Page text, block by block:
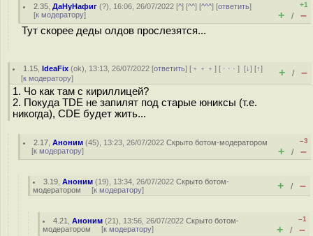
2.35 ,ДаНуНафиг (?), 16:06, 26/07/2022 [^] [^^] [^^^] [ответить]
[к модератору]
+1
+ / –
Тут скорее деды олдов прослезятся...
1.15 ,IdeaFix (ok), 13:13, 26/07/2022 [ответить] [ ﹢﹢﹢] [ · · ·][↓] [↑]
[к модератору] + / –
1. Чо как там с кириллицей?
2. Покуда TDE не запилят под старые юниксы (т.е.
никогда), CDE будет жить...
2.17 ,Аноним (45), 13:23, 26/07/2022Скрыто ботом-модератором
[к модератору]
–3
+ / –
3.19 ,Аноним (19), 13:34, 26/07/2022Скрыто ботом-
модератором [к модератору] + / –
4.21 ,Аноним (21), 13:56, 26/07/2022Скрыто ботом-
модератором [к модератору]
–1
+ / –